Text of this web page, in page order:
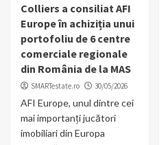
Colliers a consiliat AFI
Europe în achiziția unui
portofoliu de 6 centre
comerciale regionale
din România de la MAS
SMARTestate.ro 30/05/2026
AFI Europe, unul dintre cei
mai importanți jucători
imobiliari din Europa